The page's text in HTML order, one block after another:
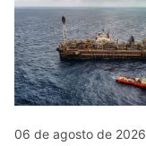
06 de agosto de 2026